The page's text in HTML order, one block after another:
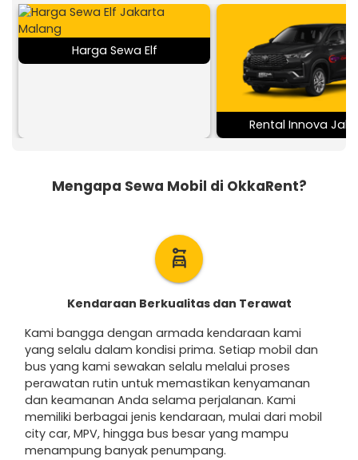
Harga Sewa Elf
Rental Innova
Mengapa Sewa Mobil di OkkaRent?
car_rental
Kendaraan Berkualitas dan Terawat
Kami bangga dengan armada kendaraan kami
yang selalu dalam kondisi prima. Setiap mobil dan
bus yang kami sewakan selalu melalui proses
perawatan rutin untuk memastikan kenyamanan
dan keamanan Anda selama perjalanan. Kami
memiliki berbagai jenis kendaraan, mulai dari mobil
city car, MPV, hingga bus besar yang mampu
menampung banyak penumpang.